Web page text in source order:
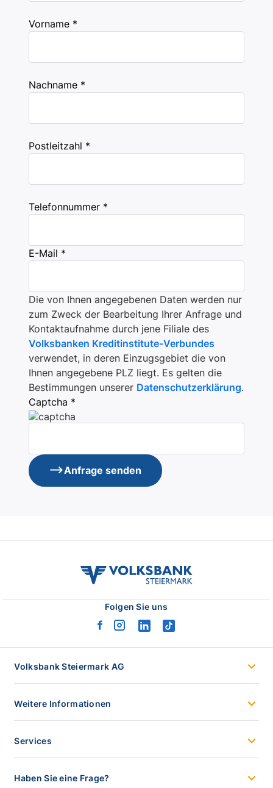
Vorname *
Nachname *
Postleitzahl *
Telefonnummer *
E-Mail *
Die von Ihnen angegebenen Daten werden nur
zum Zweck der Bearbeitung Ihrer Anfrage und
Kontaktaufnahme durch jene Filiale des
Volksbanken Kreditinstitute-Verbundes
verwendet, in deren Einzugsgebiet die von
Ihnen angegebene PLZ liegt. Es gelten die
Bestimmungen unserer Datenschutzerklärung.
Captcha *
Anfrage senden
volksbank
stmk
Folgen Sie uns
facebook
instagram
linkedintiktok
Volksbank Steiermark AG
Weitere Informationen
Services
Haben Sie eine Frage?